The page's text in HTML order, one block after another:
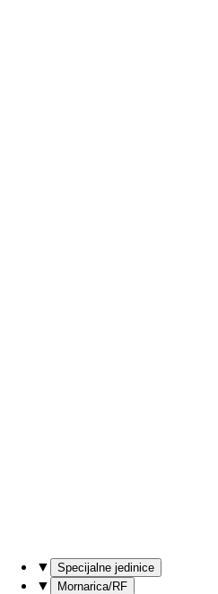
▼ Specijalne jedinice
▼ Mornarica/RF